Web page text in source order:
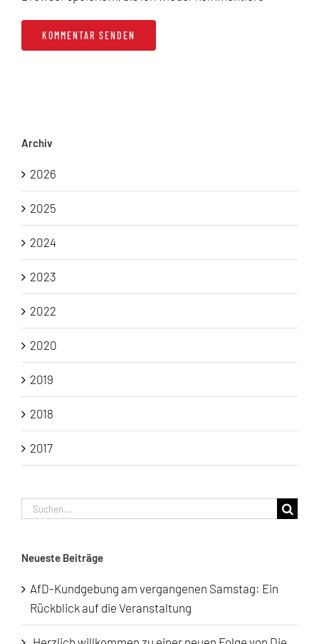
Archiv
2026
2025
2024
2023
2022
2020
2019
2018
2017
Suche
Neueste Beiträge
AfD-Kundgebung am vergangenen Samstag: Ein
Rückblick auf die Veranstaltung